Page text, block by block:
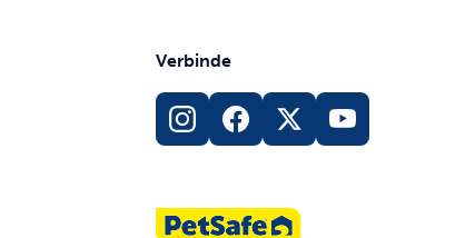
Verbinde